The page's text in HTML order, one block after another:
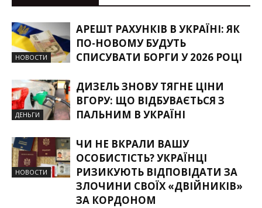
НОВОСТИ
АРЕШТ РАХУНКІВ В УКРАЇНІ: ЯК
ПО-НОВОМУ БУДУТЬ
СПИСУВАТИ БОРГИ У 2026 РОЦІ
ДЕНЬГИ
ДИЗЕЛЬ ЗНОВУ ТЯГНЕ ЦІНИ
ВГОРУ: ЩО ВІДБУВАЄТЬСЯ З
ПАЛЬНИМ В УКРАЇНІ
НОВОСТИ
ЧИ НЕ ВКРАЛИ ВАШУ
ОСОБИСТІСТЬ? УКРАЇНЦІ
РИЗИКУЮТЬ ВІДПОВІДАТИ ЗА
ЗЛОЧИНИ СВОЇХ «ДВІЙНИКІВ»
ЗА КОРДОНОМ